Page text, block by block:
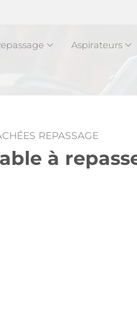
Aspirateurs
REPASSAGE
à